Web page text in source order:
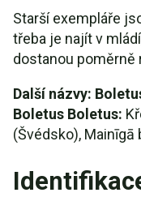
Starší exempláře
třeba je najít v
dostanou poměrně
Další názvy:
Boletus Boletus:
(Švédsko),